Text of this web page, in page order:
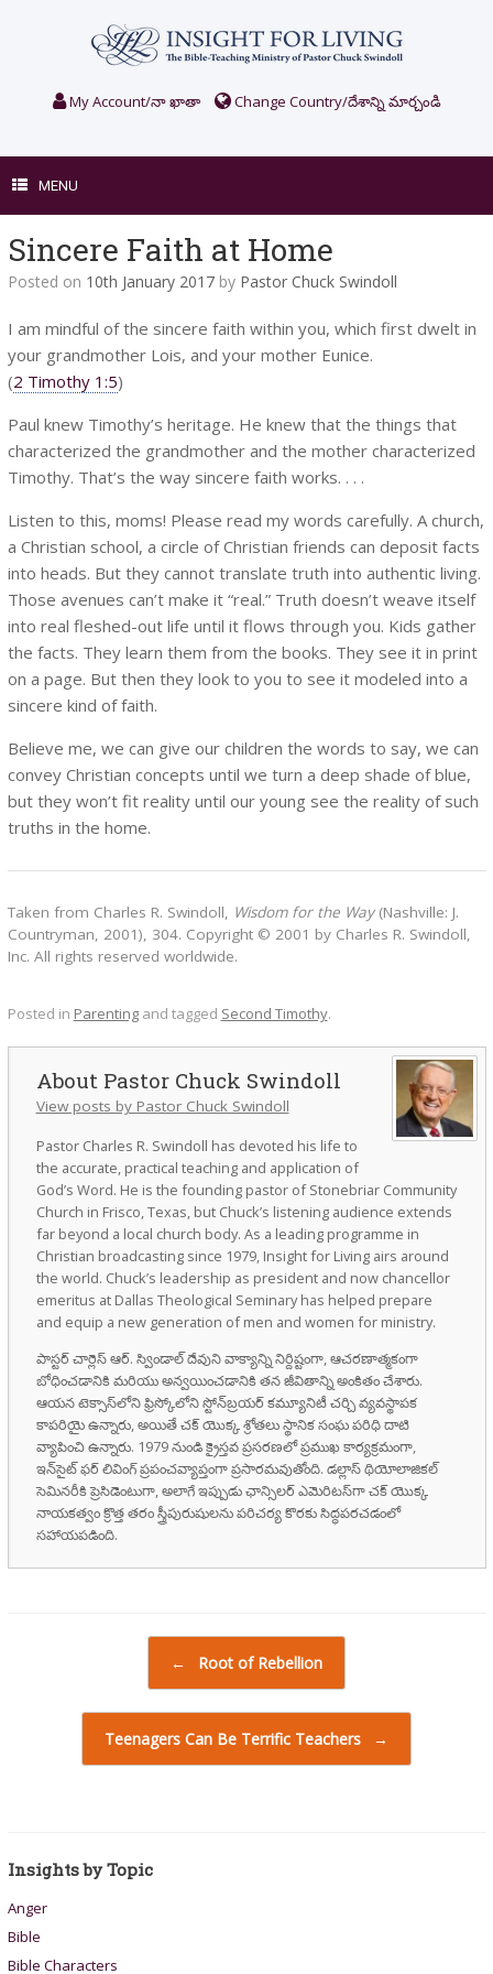
My Account/నా ఖాతా Change Country/దేశాన్ని మార్చండి
MENU
Sincere Faith at Home
Posted on 10th January 2017 by Pastor Chuck Swindoll
I am mindful of the sincere faith within you, which first dwelt in
your grandmother Lois, and your mother Eunice.
(2 Timothy 1:5)
Paul knew Timothy’s heritage. He knew that the things that
characterized the grandmother and the mother characterized
Timothy. That’s the way sincere faith works. . . .
Listen to this, moms! Please read my words carefully. A church,
a Christian school, a circle of Christian friends can deposit facts
into heads. But they cannot translate truth into authentic living.
Those avenues can’t make it “real.” Truth doesn’t weave itself
into real fleshed-out life until it flows through you. Kids gather
the facts. They learn them from the books. They see it in print
on a page. But then they look to you to see it modeled into a
sincere kind of faith.
Believe me, we can give our children the words to say, we can
convey Christian concepts until we turn a deep shade of blue,
but they won’t fit reality until our young see the reality of such
truths in the home.
Taken from Charles R. Swindoll, Wisdom for the Way(Nashville: J.
Countryman, 2001), 304. Copyright © 2001 by Charles R. Swindoll,
Inc. All rights reserved worldwide.
Posted in Parentingand tagged Second Timothy.
Pastor Chuck Swindoll
View posts by Pastor Chuck Swindoll
Pastor Charles R. Swindoll has devoted his life to
the accurate, practical teaching and application of
God’s Word. He is the founding pastor of Stonebriar Community
Church in Frisco, Texas, but Chuck’s listening audience extends
far beyond a local church body. As a leading programme in
Christian broadcasting since 1979, Insight for Living airs around
the world. Chuck’s leadership as president and now chancellor
emeritus at Dallas Theological Seminary has helped prepare
and equip a new generation of men and women for ministry.
పాస్టర్ చార్లెస్ ఆర్. స్విండాల్ దేవుని వాక్యాన్ని నిర్దిష్టంగా, ఆచరణాత్మకంగా
బోధించడానికి మరియు అన్వయించడానికి తన జీవితాన్ని అంకితం చేశారు.
ఆయన టెక్సాస్‌లోని ఫ్రిస్కోలోని స్టోన్‌బ్రయర్ కమ్యూనిటీ చర్చి వ్యవస్థాపక
కాపరియై ఉన్నారు, అయితే చక్ యొక్క శ్రోతలు స్థానిక సంఘ పరిధి దాటి
వ్యాపించి ఉన్నారు. 1979 నుండి క్రైస్తవ ప్రసరణలో ప్రముఖ కార్యక్రమంగా,
ఇన్‌సైట్ ఫర్ లివింగ్ ప్రపంచవ్యాప్తంగా ప్రసారమవుతోంది. డల్లాస్ థియోలాజికల్
సెమినరీకి ప్రెసిడెంటుగా, అలాగే ఇప్పుడు ఛాన్సిలర్ ఎమెరిటస్‌గా చక్ యొక్క
నాయకత్వం క్రొత్త తరం స్త్రీపురుషులను పరిచర్య కొరకు సిద్ధపరచడంలో
సహాయపడింది.
← Root of Rebellion
Teenagers Can Be Terrific Teachers →
Insights by Topic
Anger
Bible
Bible Characters